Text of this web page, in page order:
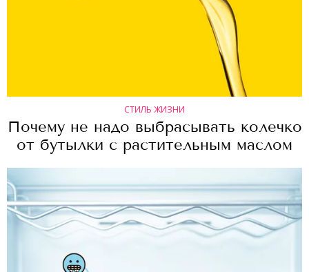
СТИЛЬ ЖИЗНИ
Почему не надо выбрасывать колечко
от бутылки с растительным маслом